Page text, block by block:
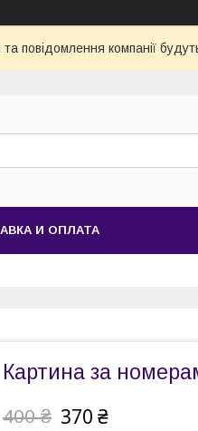
повідомлення компанії
И ОПЛАТА
Картина за
400 ₴ 370 ₴